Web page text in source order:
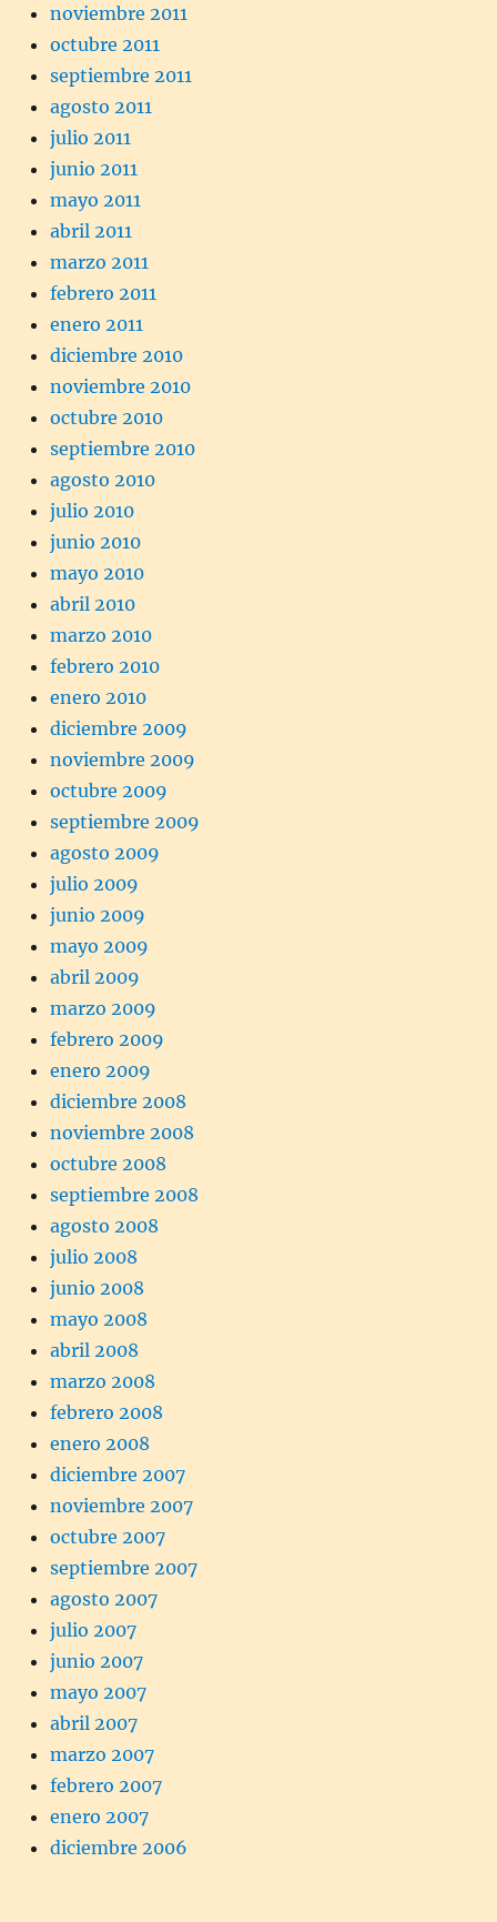
noviembre 2011
octubre 2011
septiembre 2011
agosto 2011
julio 2011
junio 2011
mayo 2011
abril 2011
marzo 2011
febrero 2011
enero 2011
diciembre 2010
noviembre 2010
octubre 2010
septiembre 2010
agosto 2010
julio 2010
junio 2010
mayo 2010
abril 2010
marzo 2010
febrero 2010
enero 2010
diciembre 2009
noviembre 2009
octubre 2009
septiembre 2009
agosto 2009
julio 2009
junio 2009
mayo 2009
abril 2009
marzo 2009
febrero 2009
enero 2009
diciembre 2008
noviembre 2008
octubre 2008
septiembre 2008
agosto 2008
julio 2008
junio 2008
mayo 2008
abril 2008
marzo 2008
febrero 2008
enero 2008
diciembre 2007
noviembre 2007
octubre 2007
septiembre 2007
agosto 2007
julio 2007
junio 2007
mayo 2007
abril 2007
marzo 2007
febrero 2007
enero 2007
diciembre 2006